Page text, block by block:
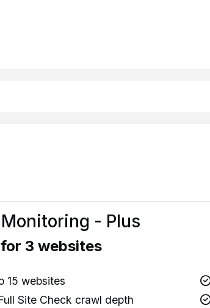
- Plus
3 websites
15 websites
Site Check crawl depth